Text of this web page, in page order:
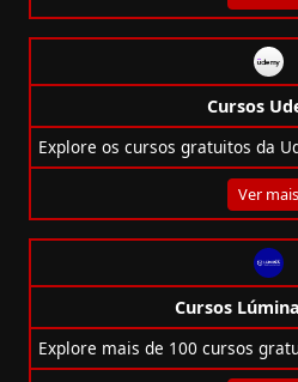
Cursos
Ver mais
Cursos